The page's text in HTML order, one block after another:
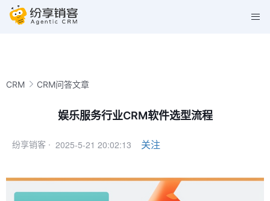
CRM CRM问答文章
娱乐服务行业CRM软件选型流程
纷享销客 · 2025-5-21 20:02:13 关注